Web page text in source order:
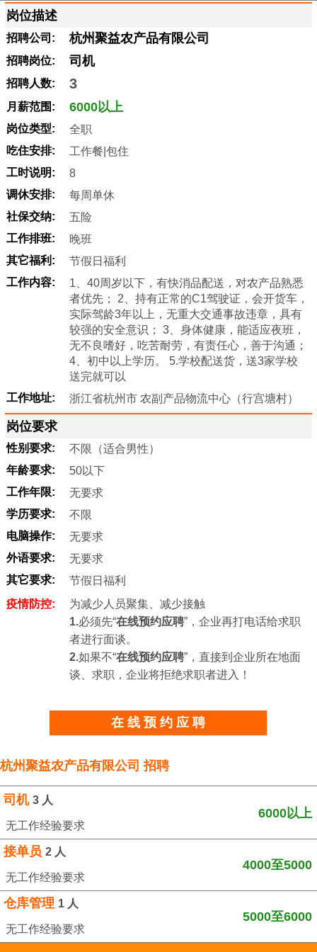
岗位描述
招聘公司: 杭州聚益农产品有限公司
招聘岗位: 司机
招聘人数: 3
月薪范围: 6000以上
岗位类型:
全职
吃住安排:
工作餐|包住
工时说明:
8
调休安排:
每周单休
社保交纳:
五险
工作排班:
晚班
其它福利:
节假日福利
工作内容:
1、40周岁以下，有快消品配送，对农产品熟悉
者优先； 2、持有正常的C1驾驶证，会开货车，
实际驾龄3年以上，无重大交通事故违章，具有
较强的安全意识； 3、身体健康，能适应夜班，
无不良嗜好，吃苦耐劳，有责任心，善于沟通；
4、初中以上学历。 5.学校配送货，送3家学校
送完就可以
工作地址:
浙江省杭州市 农副产品物流中心（行宫塘村）
岗位要求
性别要求:
不限（适合男性）
年龄要求:
50以下
工作年限:
无要求
学历要求:
不限
电脑操作:
无要求
外语要求:
无要求
其它要求:
节假日福利
疫情防控:
为减少人员聚集、减少接触
1.必须先“在线预约应聘”，企业再打电话给求职
者进行面谈。
2.如果不“在线预约应聘”，直接到企业所在地面
谈、求职，企业将拒绝求职者进入！
在 线 预 约 应 聘
杭州聚益农产品有限公司 招聘
司机 3 人
无工作经验要求
6000以上
接单员 2 人
无工作经验要求
4000至5000
仓库管理 1 人
无工作经验要求
5000至6000